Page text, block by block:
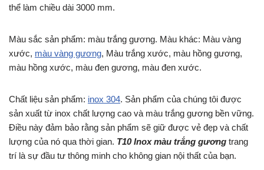
thể làm chiều dài 3000 mm.
Màu sắc sản phẩm: màu trắng gương. Màu khác: Màu vàng
xước, màu vàng gương, Màu trắng xước, màu hồng gương,
màu hồng xước, màu đen gương, màu đen xước.
Chất liệu sản phẩm: inox 304. Sản phẩm của chúng tôi được
sản xuất từ inox chất lượng cao và màu trắng gương bền vững.
Điều này đảm bảo rằng sản phẩm sẽ giữ được vẻ đẹp và chất
lượng của nó qua thời gian. T10 Inox màu trắng gương trang
trí là sự đầu tư thông minh cho không gian nội thất của bạn.